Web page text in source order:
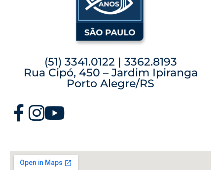
(51) 3341.0122 | 3362.8193
Rua Cipó, 450 – Jardim Ipiranga
Porto Alegre/RS